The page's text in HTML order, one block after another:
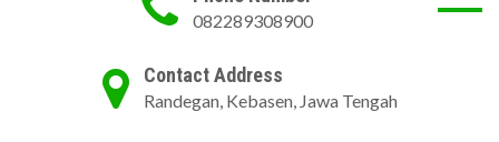
082289308900
Contact Address
Randegan, Kebasen, Jawa Tengah